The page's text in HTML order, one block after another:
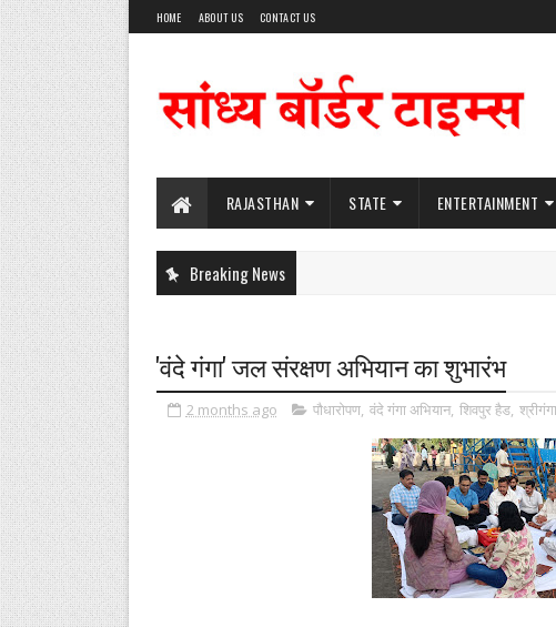
HOME ABOUT US CONTACT US
RAJASTHAN STATE ENTERTAINMENT
Breaking News
'वंदे गंगा' जल संरक्षण अभियान का शुभारंभ
2 months ago पौधारोपण, वंदे गंगा अभियान, शिवपुर हैड,